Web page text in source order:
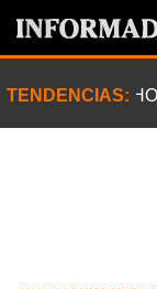
TENDENCIAS: